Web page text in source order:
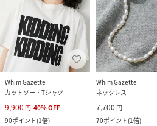
Whim Gazette
カットソー・Tシャツ
9,900 円 40%OFF
90ポイント(1倍)
Whim Gazette
ネックレス
7,700 円
70ポイント(1倍)